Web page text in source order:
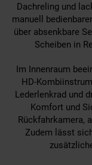
Dachreling und
manuell
über absenkbare
Scheiben in
Im Innenraum
HD-
Lederlenkrad und
Komfort und
Rückfahrkamera,
Zudem lässt